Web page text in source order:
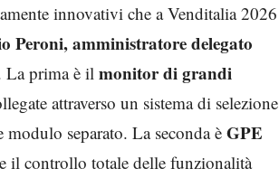
innovativi che a Venditalia 2026
Peroni, amministratore delegato
La prima è il monitor di grandi
attraverso un sistema di selezione
separato. La seconda èGPE
il controllo totale delle funzionalità